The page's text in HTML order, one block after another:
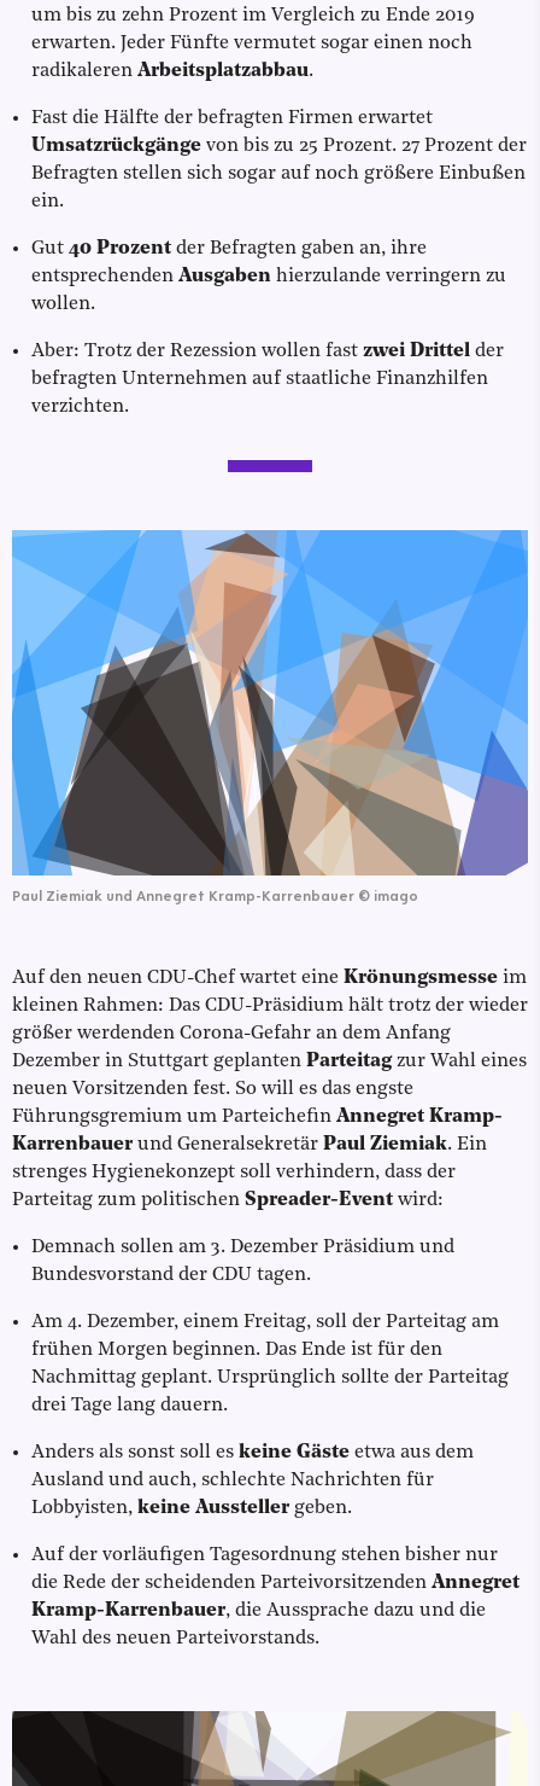
um bis zu zehn Prozent im Vergleich zu Ende 2019
erwarten. Jeder Fünfte vermutet sogar einen noch
radikaleren Arbeitsplatzabbau.
Fast die Hälfte der befragten Firmen erwartet
Umsatzrückgänge von bis zu 25 Prozent. 27 Prozent der
Befragten stellen sich sogar auf noch größere Einbußen
ein.
Gut 40 Prozent der Befragten gaben an, ihre
entsprechenden Ausgaben hierzulande verringern zu
wollen.
Aber: Trotz der Rezession wollen fast zwei Drittel der
befragten Unternehmen auf staatliche Finanzhilfen
verzichten.
Paul Ziemiak und Annegret Kramp-Karrenbauer © imago
Auf den neuen CDU-Chef wartet eine Krönungsmesse im
kleinen Rahmen: Das CDU-Präsidium hält trotz der wieder
größer werdenden Corona-Gefahr an dem Anfang
Dezember in Stuttgart geplanten Parteitagzur Wahl eines
neuen Vorsitzenden fest. So will es das engste
Führungsgremium um Parteichefin Annegret Kramp-
Karrenbauerund Generalsekretär Paul Ziemiak. Ein
strenges Hygienekonzept soll verhindern, dass der
Parteitag zum politischen Spreader-Event wird:
Demnach sollen am 3. Dezember Präsidium und
Bundesvorstand der CDU tagen.
Am 4. Dezember, einem Freitag, soll der Parteitag am
frühen Morgen beginnen. Das Ende ist für den
Nachmittag geplant. Ursprünglich sollte der Parteitag
drei Tage lang dauern.
Anders als sonst soll es keine Gäste etwa aus dem
Ausland und auch, schlechte Nachrichten für
Lobbyisten, keine Ausstellergeben.
Auf der vorläufigen Tagesordnung stehen bisher nur
die Rede der scheidenden Parteivorsitzenden Annegret
Kramp-Karrenbauer, die Aussprache dazu und die
Wahl des neuen Parteivorstands.